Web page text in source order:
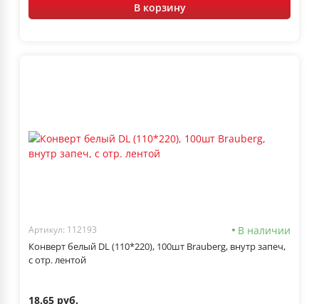
В корзину
Артикул: 112193 В наличии
Конверт белый DL (110*220), 100шт Brauberg, внутр запеч,
с отр. лентой
18.65 руб.